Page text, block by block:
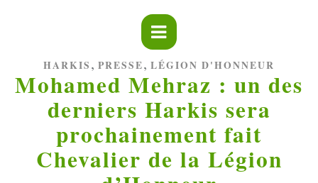
HARKIS , PRESSE, LÉGION D'HONNEUR
Mohamed Mehraz : un des
derniers Harkis sera
prochainement fait
Chevalier de la Légion